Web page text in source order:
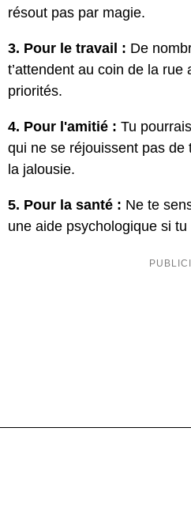
résout pas par magie.
3. Pour le travail : De
t’attendent au coin de la
priorités.
4. Pour l'amitié : Tu
qui ne se réjouissent pas de
la jalousie.
5. Pour la santé : Ne te
une aide psychologique si